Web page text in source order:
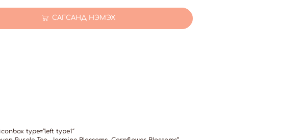
САГСАНД НЭМЭХ
type=”left type1″